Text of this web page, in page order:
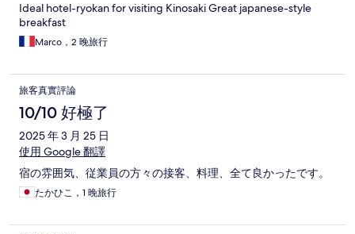
Ideal hotel-ryokan for visiting Kinosaki Great japanese-style
breakfast
Marco，2 晚旅行
旅客真實評論
10/10 好極了
2025 年 3 月 25 日
使用 Google 翻譯
宿の雰囲気、従業員の方々の接客、料理、全て良かったです。
たかひこ，1 晚旅行